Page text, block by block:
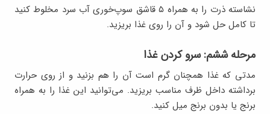
نشاسته ذرت را به همراه ۵ قاشق سوپ‌خوری آب سرد مخلوط کنید
تا کامل حل شود و آن را روی غذا بریزید.
مرحله ششم: سرو کردن غذا
مدتی که غذا همچنان گرم است آن را هم بزنید و از روی حرارت
برداشته داخل ظرف مناسب بریزید. می‌توانید این غذا را به همراه
برنج یا بدون برنج میل کنید.